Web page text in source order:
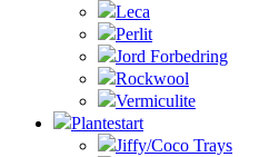
Leca
Perlit
Jord Forbedring
Rockwool
Vermiculite
Plantestart
Jiffy/Coco Trays